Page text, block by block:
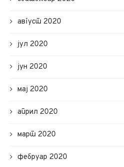
август 2020
јул 2020
јун 2020
мај 2020
април 2020
март 2020
фебруар 2020